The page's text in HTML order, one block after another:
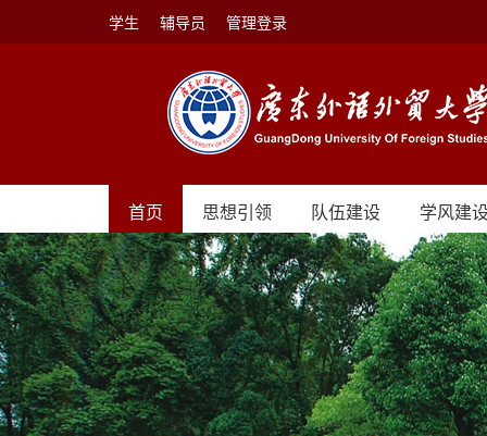
学生 辅导员 管理登录
首页 思想引领 队伍建设 学风建